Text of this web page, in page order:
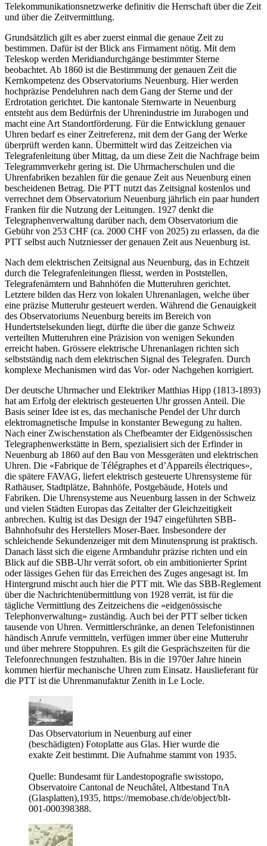
Telekommunikationsnetzwerke definitiv die Herrschaft über die Zeit
und über die Zeitvermittlung.
Grundsätzlich gilt es aber zuerst einmal die genaue Zeit zu
bestimmen. Dafür ist der Blick ans Firmament nötig. Mit dem
Teleskop werden Meridiandurchgänge bestimmter Sterne
beobachtet. Ab 1860 ist die Bestimmung der genauen Zeit die
Kernkompetenz des Observatoriums Neuenburg. Hier werden
hochpräzise Pendeluhren nach dem Gang der Sterne und der
Erdrotation gerichtet. Die kantonale Sternwarte in Neuenburg
entsteht aus dem Bedürfnis der Uhrenindustrie im Jurabogen und
macht eine Art Standortförderung. Für die Entwicklung genauer
Uhren bedarf es einer Zeitreferenz, mit dem der Gang der Werke
überprüft werden kann. Übermittelt wird das Zeitzeichen via
Telegrafenleitung über Mittag, da um diese Zeit die Nachfrage beim
Telegrammverkehr gering ist. Die Uhrmacherschulen und die
Uhrenfabriken bezahlen für die genaue Zeit aus Neuenburg einen
bescheidenen Betrag. Die PTT nutzt das Zeitsignal kostenlos und
verrechnet dem Observatorium Neuenburg jährlich ein paar hundert
Franken für die Nutzung der Leitungen. 1927 denkt die
Telegraphenverwaltung darüber nach, dem Observatorium die
Gebühr von 253 CHF (ca. 2000 CHF von 2025) zu erlassen, da die
PTT selbst auch Nutzniesser der genauen Zeit aus Neuenburg ist.
Nach dem elektrischen Zeitsignal aus Neuenburg, das in Echtzeit
durch die Telegrafenleitungen fliesst, werden in Poststellen,
Telegrafenämtern und Bahnhöfen die Mutteruhren gerichtet.
Letztere bilden das Herz von lokalen Uhrenanlagen, welche über
eine präzise Mutteruhr gesteuert werden. Während die Genauigkeit
des Observatoriums Neuenburg bereits im Bereich von
Hundertstelsekunden liegt, dürfte die über die ganze Schweiz
verteilten Mutteruhren eine Präzision von wenigen Sekunden
erreicht haben. Grössere elektrische Uhrenanlagen richten sich
selbstständig nach dem elektrischen Signal des Telegrafen. Durch
komplexe Mechanismen wird das Vor- oder Nachgehen korrigiert.
Der deutsche Uhrmacher und Elektriker Matthias Hipp (1813-1893)
hat am Erfolg der elektrisch gesteuerten Uhr grossen Anteil. Die
Basis seiner Idee ist es, das mechanische Pendel der Uhr durch
elektromagnetische Impulse in konstanter Bewegung zu halten.
Nach einer Zwischenstation als Chefbeamter der Eidgenössischen
Telegraphenwerkstätte in Bern, spezialisiert sich der Erfinder in
Neuenburg ab 1860 auf den Bau von Messgeräten und elektrischen
Uhren. Die «Fabrique de Télégraphes et d’Appareils électriques»,
die spätere FAVAG, liefert elektrisch gesteuerte Uhrensysteme für
Rathäuser, Stadtplätze, Bahnhöfe, Postgebäude, Hotels und
Fabriken. Die Uhrensysteme aus Neuenburg lassen in der Schweiz
und vielen Städten Europas das Zeitalter der Gleichzeitigkeit
anbrechen. Kultig ist das Design der 1947 eingeführten SBB-
Bahnhofsuhr des Herstellers Moser-Baer. Insbesondere der
schleichende Sekundenzeiger mit dem Minutensprung ist praktisch.
Danach lässt sich die eigene Armbanduhr präzise richten und ein
Blick auf die SBB-Uhr verrät sofort, ob ein ambitionierter Sprint
oder lässiges Gehen für das Erreichen des Zuges angesagt ist. Im
Hintergrund mischt auch hier die PTT mit. Wie das SBB-Reglement
über die Nachrichtenübermittlung von 1928 verrät, ist für die
tägliche Vermittlung des Zeitzeichens die «eidgenössische
Telephonverwaltung» zuständig. Auch bei der PTT selber ticken
tausende von Uhren. Vermittlerschränke, an denen Telefonistinnen
händisch Anrufe vermitteln, verfügen immer über eine Mutteruhr
und über mehrere Stoppuhren. Es gilt die Gesprächszeiten für die
Telefonrechnungen festzuhalten. Bis in die 1970er Jahre hinein
kommen hierfür mechanische Uhren zum Einsatz. Hauslieferant für
die PTT ist die Uhrenmanufaktur Zenith in Le Locle.
Das Observatorium in Neuenburg auf einer
(beschädigten) Fotoplatte aus Glas. Hier wurde die
exakte Zeit bestimmt. Die Aufnahme stammt von 1935.
Quelle: Bundesamt für Landestopografie swisstopo,
Observatoire Cantonal de Neuchâtel, Altbestand TnA
(Glasplatten),1935, https://memobase.ch/de/object/blt-
001-000398388.